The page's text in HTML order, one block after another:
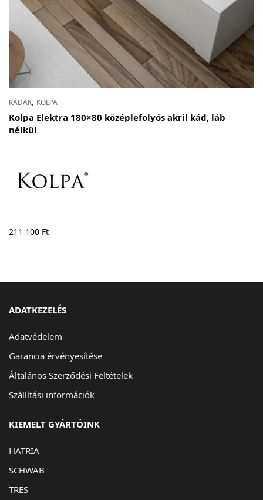
KÁDAK, KOLPA
Kolpa Elektra 180×80 középlefolyós akril kád, láb
nélkül
211 100 Ft
ADATKEZELÉS
Adatvédelem
Garancia érvényesítése
Általános Szerződési Feltételek
Szállítási információk
KIEMELT GYÁRTÓINK
HATRIA
SCHWAB
TRES